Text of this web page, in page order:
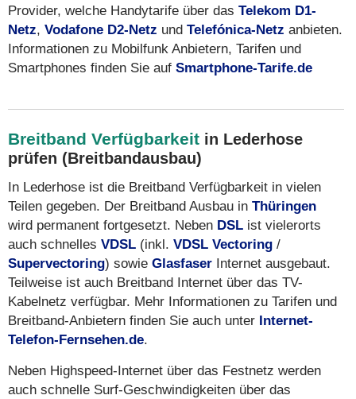
Provider, welche Handytarife über das Telekom D1-
Netz, Vodafone D2-Netz und Telefónica-Netz anbieten.
Informationen zu Mobilfunk Anbietern, Tarifen und
Smartphones finden Sie auf Smartphone-Tarife.de
Breitband Verfügbarkeit in Lederhose
prüfen (Breitbandausbau)
In Lederhose ist die Breitband Verfügbarkeit in vielen
Teilen gegeben. Der Breitband Ausbau in Thüringen
wird permanent fortgesetzt. Neben DSL ist vielerorts
auch schnelles VDSL (inkl. VDSL Vectoring /
Supervectoring) sowie Glasfaser Internet ausgebaut.
Teilweise ist auch Breitband Internet über das TV-
Kabelnetz verfügbar. Mehr Informationen zu Tarifen und
Breitband-Anbietern finden Sie auch unter Internet-
Telefon-Fernsehen.de.
Neben Highspeed-Internet über das Festnetz werden
auch schnelle Surf-Geschwindigkeiten über das